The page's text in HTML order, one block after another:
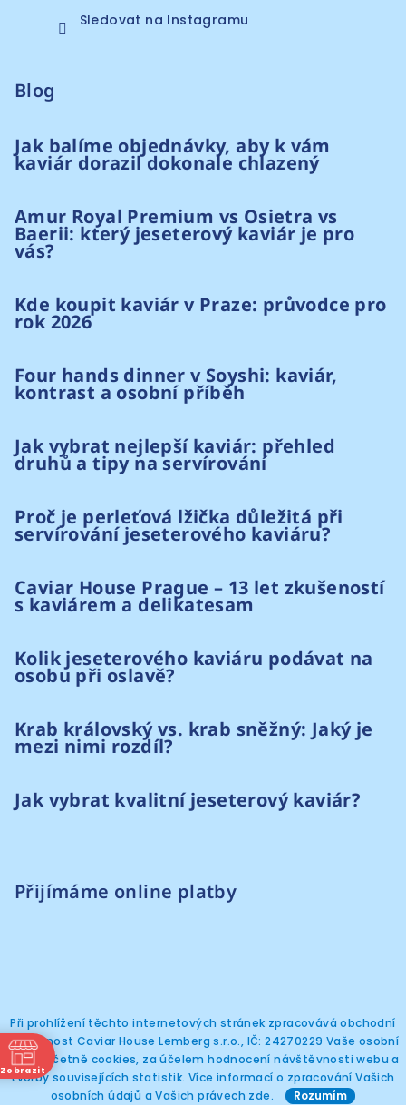
Při prohlížení těchto internetových stránek zpracovává obchodní
společnost Caviar House Lemberg s.r.o., IČ: 24270229 Vaše osobní
údaje, včetně cookies, za účelem hodnocení návštěvnosti webu a
tvorby souvisejících statistik. Více informací o zpracování Vašich
osobních údajů a Vašich právech zde. Rozumím
Sledovat na Instagramu
Blog
Jak balíme objednávky, aby k vám
kaviár dorazil dokonale chlazený
Amur Royal Premium vs Osietra vs
Baerii: který jeseterový kaviár je pro
vás?
Kde koupit kaviár v Praze: průvodce pro
rok 2026
Four hands dinner v Soyshi: kaviár,
kontrast a osobní příběh
Jak vybrat nejlepší kaviár: přehled
druhů a tipy na servírování
Proč je perleťová lžička důležitá při
servírování jeseterového kaviáru?
Caviar House Prague – 13 let zkušeností
s kaviárem a delikatesam
Kolik jeseterového kaviáru podávat na
osobu při oslavě?
Krab královský vs. krab sněžný: Jaký je
mezi nimi rozdíl?
Jak vybrat kvalitní jeseterový kaviár?
Přijímáme online platby
Copyright 2026Caviar House Prague. Všechna
práva vyhrazena.
Vytvořil Shoptet
Zobrazit